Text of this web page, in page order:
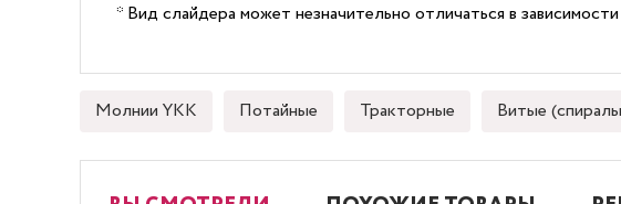
* Вид слайдера может незначительно отличаться в
Молнии YKK Потайные Тракторные Витые